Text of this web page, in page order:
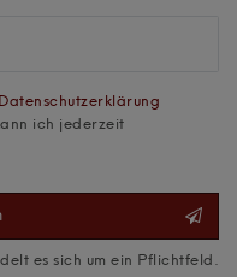
Daten­schutz­erklärung
ich jederzeit
es sich um ein Pflichtfeld.